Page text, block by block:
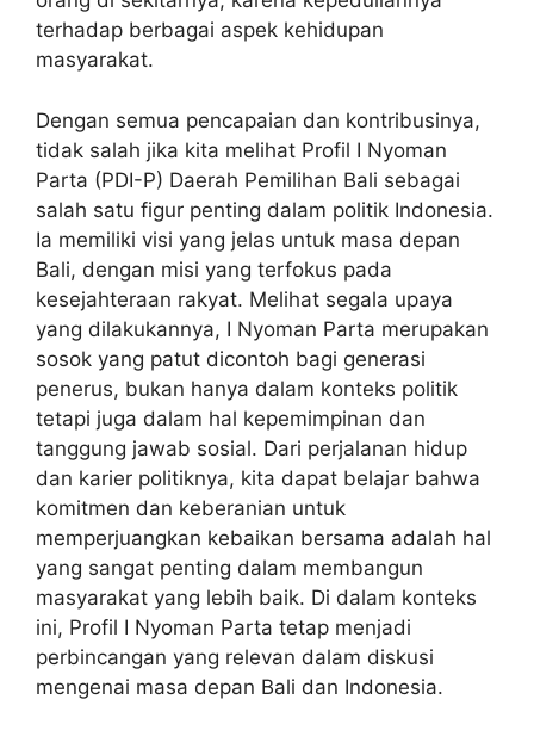
terhadap berbagai aspek kehidupan
masyarakat.
Dengan semua pencapaian dan kontribusinya,
tidak salah jika kita melihat Profil I Nyoman
Parta (PDI-P) Daerah Pemilihan Bali sebagai
salah satu figur penting dalam politik Indonesia.
Ia memiliki visi yang jelas untuk masa depan
Bali, dengan misi yang terfokus pada
kesejahteraan rakyat. Melihat segala upaya
yang dilakukannya, I Nyoman Parta merupakan
sosok yang patut dicontoh bagi generasi
penerus, bukan hanya dalam konteks politik
tetapi juga dalam hal kepemimpinan dan
tanggung jawab sosial. Dari perjalanan hidup
dan karier politiknya, kita dapat belajar bahwa
komitmen dan keberanian untuk
memperjuangkan kebaikan bersama adalah hal
yang sangat penting dalam membangun
masyarakat yang lebih baik. Di dalam konteks
ini, Profil I Nyoman Parta tetap menjadi
perbincangan yang relevan dalam diskusi
mengenai masa depan Bali dan Indonesia.